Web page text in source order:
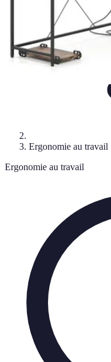
Ergonomie au travail
Ergonomie au travail